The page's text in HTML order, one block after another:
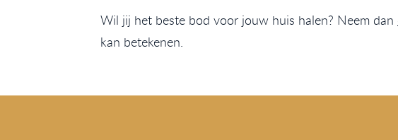
Wil jij het beste bod voor jouw huis halen? Neem dan
kan betekenen.